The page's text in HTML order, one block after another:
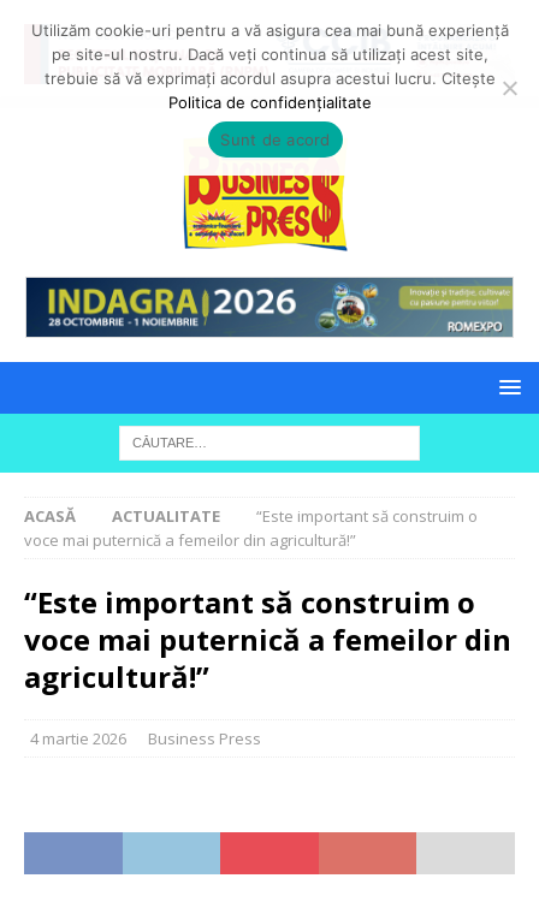
ACASĂ ACTUALITATE
“Este important să construim o
voce mai puternică a femeilor din agricultură!”
“Este important să construim o
voce mai puternică a femeilor din
agricultură!”
4 martie 2026 Business Press
Utilizăm cookie-uri pentru a vă asigura cea mai bună experiență
pe site-ul nostru. Dacă veți continua să utilizați acest site,
trebuie să vă exprimați acordul asupra acestui lucru. Citește
Politica de confidențialitate
Sunt de acord